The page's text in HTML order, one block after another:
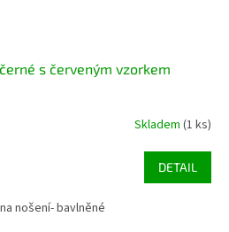
s červeným vzorkem
Skladem (1 ks)
DETAIL
nošení- bavlněné